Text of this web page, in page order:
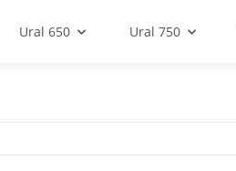
Ural 650 Ural 750